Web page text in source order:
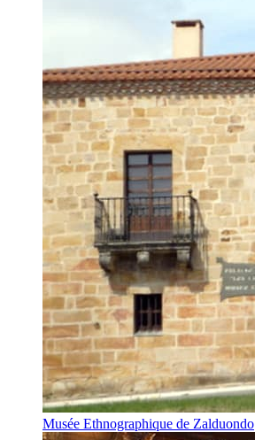
Musée Ethnographique de Zalduondo